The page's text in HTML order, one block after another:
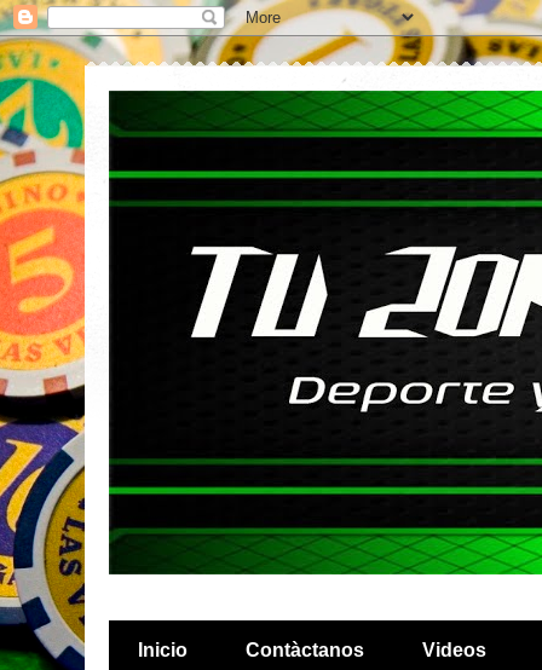
Inicio Contàctanos Videos